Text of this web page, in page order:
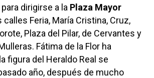
dirigirse a la Plaza Mayor
calles Feria, María Cristina, Cruz,
Plaza del Pilar, de Cervantes y
Fátima de la Flor ha
figura del Heraldo Real se
año, después de mucho